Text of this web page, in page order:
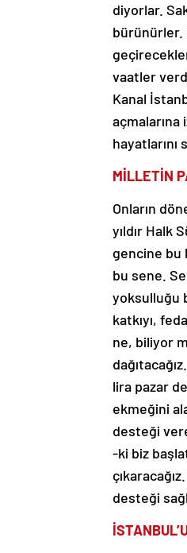
diyorlar.
bürünürler.
vaatler
Kanal
açmalarına
MİLLETİN
Onların
yıldır Halk
gencine bu
bu sene.
yoksulluğu
katkıyı,
ne, biliyor
lira pazar
ekmeğini
desteği
-ki biz
desteği